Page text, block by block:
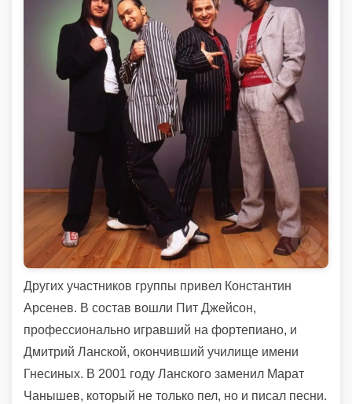
Других участников группы привел Константин
Арсенев. В состав вошли Пит Джейсон,
профессионально игравший на фортепиано, и
Дмитрий Ланской, окончивший училище имени
Гнесиных. В 2001 году Ланского заменил Марат
Чанышев, который не только пел, но и писал песни.